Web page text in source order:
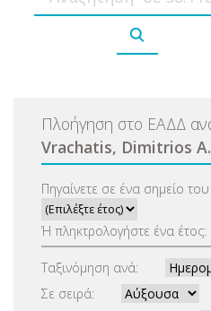
Πλοήγηση στο ΕΑΔΔ
Vrachatis, Dimitrios A.
Πηγαίνετε σε ένα σημείο
Ή πληκτρολογήστε ένα έτος:
Ταξινόμηση ανά:
Σε σειρά: